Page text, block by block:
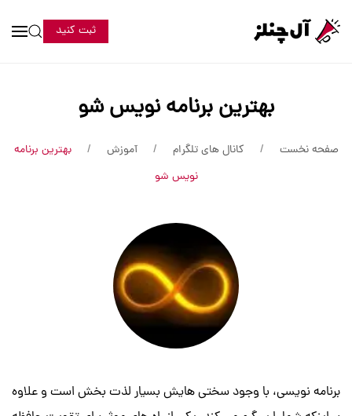
ثبت کنید
بهترین برنامه نویس شو
صفحه نخست کانال های تلگرام آموزش
بهترین برنامه
نویس شو
برنامه نویسی، با وجود سختی هایش بسیار لذت بخش است و علاوه